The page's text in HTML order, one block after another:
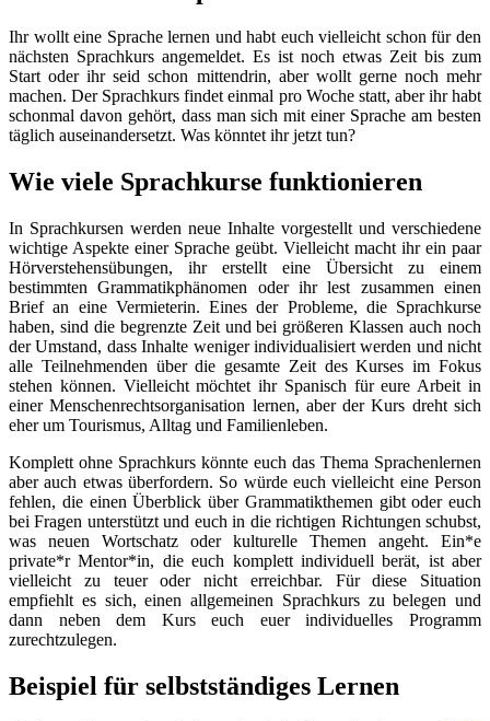
Ihr wollt eine Sprache lernen und habt euch vielleicht schon für den
nächsten Sprachkurs angemeldet. Es ist noch etwas Zeit bis zum
Start oder ihr seid schon mittendrin, aber wollt gerne noch mehr
machen. Der Sprachkurs findet einmal pro Woche statt, aber ihr habt
schonmal davon gehört, dass man sich mit einer Sprache am besten
täglich auseinandersetzt. Was könntet ihr jetzt tun?
Wie viele Sprachkurse funktionieren
In Sprachkursen werden neue Inhalte vorgestellt und verschiedene
wichtige Aspekte einer Sprache geübt. Vielleicht macht ihr ein paar
Hörverstehensübungen, ihr erstellt eine Übersicht zu einem
bestimmten Grammatikphänomen oder ihr lest zusammen einen
Brief an eine Vermieterin. Eines der Probleme, die Sprachkurse
haben, sind die begrenzte Zeit und bei größeren Klassen auch noch
der Umstand, dass Inhalte weniger individualisiert werden und nicht
alle Teilnehmenden über die gesamte Zeit des Kurses im Fokus
stehen können. Vielleicht möchtet ihr Spanisch für eure Arbeit in
einer Menschenrechtsorganisation lernen, aber der Kurs dreht sich
eher um Tourismus, Alltag und Familienleben.
Komplett ohne Sprachkurs könnte euch das Thema Sprachenlernen
aber auch etwas überfordern. So würde euch vielleicht eine Person
fehlen, die einen Überblick über Grammatikthemen gibt oder euch
bei Fragen unterstützt und euch in die richtigen Richtungen schubst,
was neuen Wortschatz oder kulturelle Themen angeht. Ein*e
private*r Mentor*in, die euch komplett individuell berät, ist aber
vielleicht zu teuer oder nicht erreichbar. Für diese Situation
empfiehlt es sich, einen allgemeinen Sprachkurs zu belegen und
dann neben dem Kurs euch euer individuelles Programm
zurechtzulegen.
Beispiel für selbstständiges Lernen